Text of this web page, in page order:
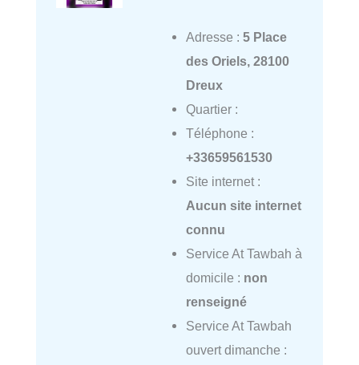
Adresse : 5 Place
des Oriels, 28100
Dreux
Quartier :
Téléphone :
+33659561530
Site internet :
Aucun site internet
connu
Service At Tawbah à
domicile : non
renseigné
Service At Tawbah
ouvert dimanche :